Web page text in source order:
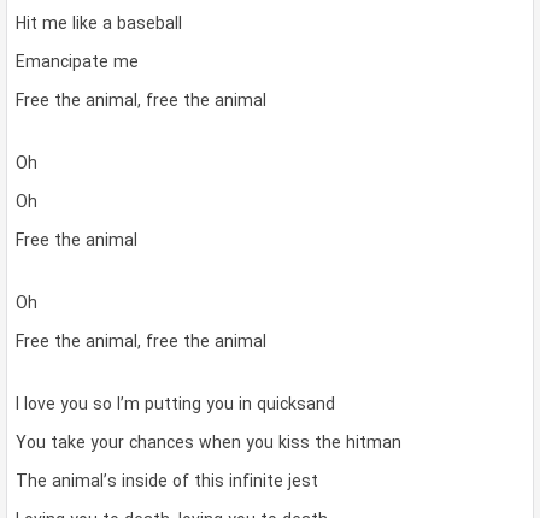
Hit me like a baseball
Emancipate me
Free the animal, free the animal
Oh
Oh
Free the animal
Oh
Free the animal, free the animal
I love you so I’m putting you in quicksand
You take your chances when you kiss the hitman
The animal’s inside of this infinite jest